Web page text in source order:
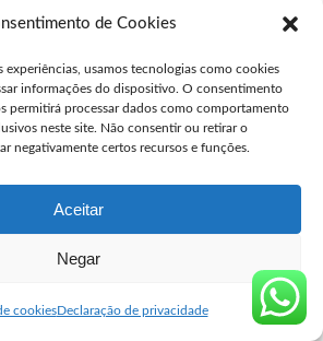
de Cookies
experiências, usamos tecnologias como cookies
informações do dispositivo. O consentimento
permitirá processar dados como comportamento
neste site. Não consentir ou retirar o
negativamente certos recursos e funções.
Aceitar
Negar
cookiesDeclaração de privacidade